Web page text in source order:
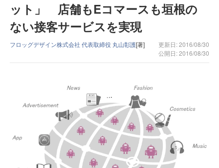
ット」 店舗もEコマースも垣根の
ない接客サービスを実現
フロッグデザイン株式会社 代表取締役 丸山彰護[著]
更新日: 2016/08/30
公開日: 2016/08/30